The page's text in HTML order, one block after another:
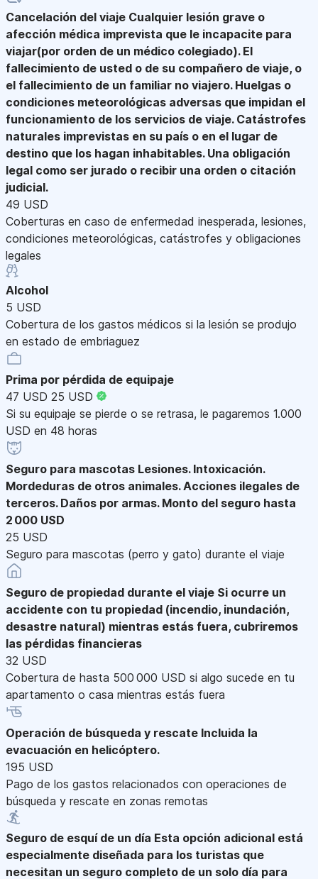
Cancelación del viaje Cualquier lesión grave o
afección médica imprevista que le incapacite para
viajar(por orden de un médico colegiado). El
fallecimiento de usted o de su compañero de viaje, o
el fallecimiento de un familiar no viajero. Huelgas o
condiciones meteorológicas adversas que impidan el
funcionamiento de los servicios de viaje. Catástrofes
naturales imprevistas en su país o en el lugar de
destino que los hagan inhabitables. Una obligación
legal como ser jurado o recibir una orden o citación
judicial.
49 USD
Coberturas en caso de enfermedad inesperada, lesiones,
condiciones meteorológicas, catástrofes y obligaciones
legales
Alcohol
5 USD
Cobertura de los gastos médicos si la lesión se produjo
en estado de embriaguez
Prima por pérdida de equipaje
47 USD 25 USD
Si su equipaje se pierde o se retrasa, le pagaremos 1.000
USD en 48 horas
Seguro para mascotas Lesiones. Intoxicación.
Mordeduras de otros animales. Acciones ilegales de
terceros. Daños por armas. Monto del seguro hasta
2 000 USD
25 USD
Seguro para mascotas (perro y gato) durante el viaje
Seguro de propiedad durante el viaje Si ocurre un
accidente con tu propiedad (incendio, inundación,
desastre natural) mientras estás fuera, cubriremos
las pérdidas financieras
32 USD
Cobertura de hasta 500 000 USD si algo sucede en tu
apartamento o casa mientras estás fuera
Operación de búsqueda y rescate Incluida la
evacuación en helicóptero.
195 USD
Pago de los gastos relacionados con operaciones de
búsqueda y rescate en zonas remotas
Seguro de esquí de un día Esta opción adicional está
especialmente diseñada para los turistas que
necesitan un seguro completo de un solo día para